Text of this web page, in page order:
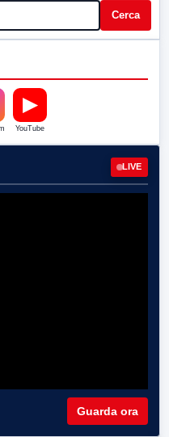
Cerca
▶
YouTube
LIVE
Guarda ora